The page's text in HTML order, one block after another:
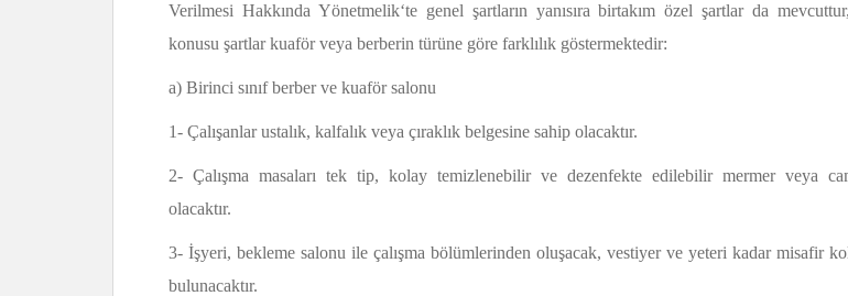
Verilmesi Hakkında Yönetmelik‘te genel şartların yanısıra birtakım özel şartlar da
konusu şartlar kuaför veya berberin türüne göre farklılık göstermektedir:
a) Birinci sınıf berber ve kuaför salonu
1- Çalışanlar ustalık, kalfalık veya çıraklık belgesine sahip olacaktır.
2- Çalışma masaları tek tip, kolay temizlenebilir ve dezenfekte edilebilir mermer veya
olacaktır.
3- İşyeri, bekleme salonu ile çalışma bölümlerinden oluşacak, vestiyer ve yeteri kadar misafir
bulunacaktır.